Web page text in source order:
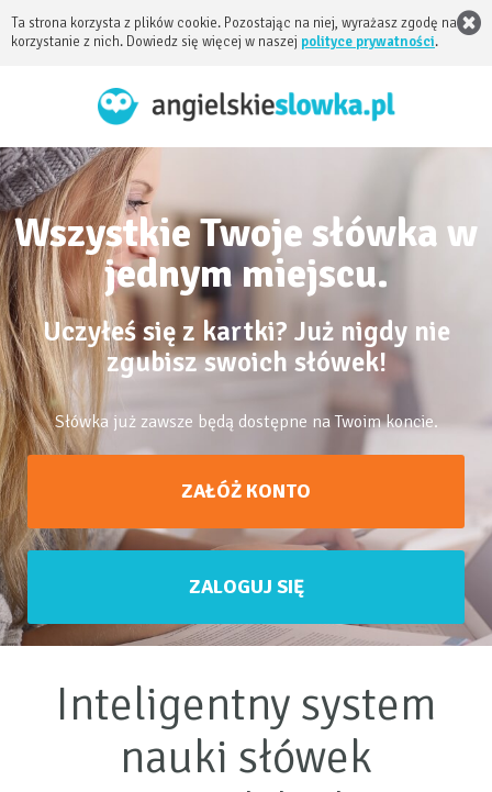
Ta strona korzysta z plików cookie. Pozostając na niej, wyrażasz zgodę na
korzystanie z nich. Dowiedz się więcej w naszej polityce prywatności.
Wszystkie Twoje słówka w
jednym miejscu.
Uczyłeś się z kartki? Już nigdy nie
zgubisz swoich słówek!
Słówka już zawsze będą dostępne na Twoim koncie.
ZAŁÓŻ KONTO
ZALOGUJ SIĘ
Inteligentny system
nauki słówek